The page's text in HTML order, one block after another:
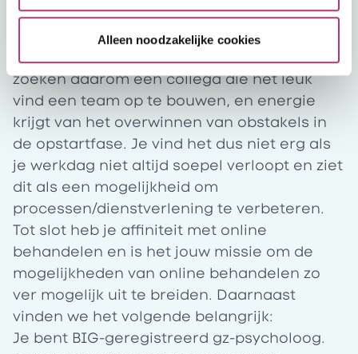
Alleen noodzakelijke cookies
Team HSK Mindshift is volop in ontwikkeling
en staat nog in de kinderschoenen. We
zoeken daarom een collega die het leuk
vind een team op te bouwen, en energie
krijgt van het overwinnen van obstakels in
de opstartfase. Je vind het dus niet erg als
je werkdag niet altijd soepel verloopt en ziet
dit als een mogelijkheid om
processen/dienstverlening te verbeteren.
Tot slot heb je affiniteit met online
behandelen en is het jouw missie om de
mogelijkheden van online behandelen zo
ver mogelijk uit te breiden. Daarnaast
vinden we het volgende belangrijk:
Je bent BIG-geregistreerd gz-psycholoog.